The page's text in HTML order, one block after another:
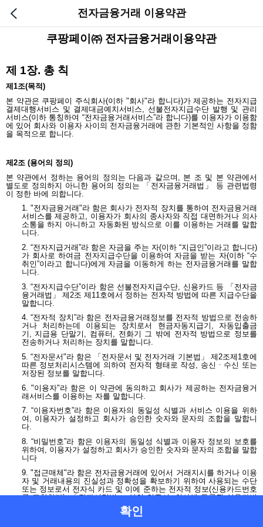
전자금융거래 이용약관
쿠팡페이㈜ 전자금융거래이용약관
제 1장. 총 칙
제 1조(목적 )
본 약관은 쿠팡페이 주식회사(이하 "회사"라 합니다)가 제공하는 전자지급
결제대행서비스 및 결제대금예치서비스 ,선불전자지급수단 발행 및 관리
서비스(이하 통칭하여 “전자금융거래서비스”라 합니다)를 이용자가 이용함
에 있어 회사와 이용자 사이의 전자금융거래에 관한 기본적인 사항을 정함
을 목적으로 합니다
제 2조 (용어의 정의 )
본 약관에서 정하는 용어의 정의는 다음과 같으며
본 조 및 본 약관에서
별도로 정의하지 아니한 용어의 정의는 「전자금융거래법」 등 관련법령
이 정한 바에 의합니다
1. "전자금융거래"라 함은 회사가 전자적 장치를 통하여 전자금융거래
서비스를 제공하고, 이용자가 회사의 종사자와 직접 대면하거나 의사
소통을 하지 아니하고 자동화된 방식으로 이를 이용하는 거래를 말합
니다.
2. “전자지급거래”라 함은 자금을 주는 자(이하“지급인”이라고 합니다)
가 회사로 하여금 전자지급수단을 이용하여 자금을 받는 자(이하“수
취인”이라고 합니다)에게 자금을 이동하게 하는 전자금융거래를 말합
니다.
3.“전자지급수단”이라 함은 선불전자지급수단 신용카드 등 「전자금
융거래법」 제 2조 제 11 호에서 정하는 전자적 방법에 따른 지급수단을
말합니다.
4.“전자적 장치”라 함은 전자금융거래정보를 전자적 방법으로 전송하
거나 처리하는데 이용되는 장치로서 현금자동지급기 ,자동입출금
기 , 지급용 단말기 , 컴퓨터 , 전화기 그 밖에 전자적 방법으로 정보를
전송하거나 처리하는 장치를 말합니다.
5. “전자문서"라 함은 「전자문서 및 전자거래 기본법」 제 2조제 1 호에
따른 정보처리시스템에 의하여 전자적 형태로 작성
송신ㆍ수신 또는
저장된 정보를 말합니다.
6. "이용자"라 함은 이 약관에 동의하고 회사가 제공하는 전자금융거
래서비스를 이용하는 자를 말합니다.
7.“이용자번호”라 함은 이용자의 동일성 식별과 서비스 이용을 위하
여 , 이용자가 설정하고 회사가 승인한 숫자와 문자의 조합을 말합니
다.
8.“비밀번호”라 함은 이용자의 동일성 식별과 이용자 정보의 보호를
위하여
이용자가 설정하고 회사가 승인한 숫자와 문자의 조합을 말합
니다
9. "접근매체"라 함은 전자금융거래에 있어서 거래지시를 하거나 이용
자 및 거래내용의 진실성과 정확성을 확보하기 위하여 사용되는 수단
또는 정보로서 전자식 카드 및 이에 준하는 전자적 정보(신용카드번호
를 포함한다),「전자서명법」 상의 인증서,회사에 등록된 이용자번
이상의 수단이나 정보를 사용하는데 필요한
비밀번호 등 전자금융거래법 제2조 제
확인